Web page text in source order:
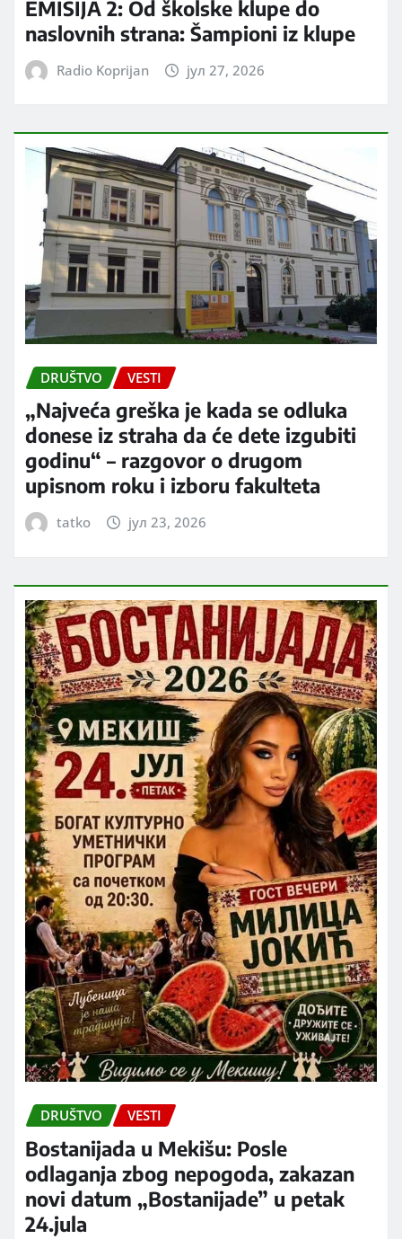
EMISIJA 2: Od školske klupe do
naslovnih strana: Šampioni iz klupe
Radio Koprijan јул 27, 2026
DRUŠTVO VESTI
„Najveća greška je kada se odluka
donese iz straha da će dete izgubiti
godinu“ – razgovor o drugom
upisnom roku i izboru fakulteta
tatko јул 23, 2026
DRUŠTVO VESTI
Bostanijada u Mekišu: Posle
odlaganja zbog nepogoda, zakazan
novi datum „Bostanijade” u petak
24.jula